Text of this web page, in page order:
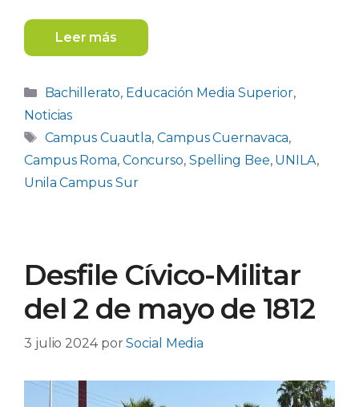
Leer más
Categorías
Bachillerato, Educación Media Superior,
Noticias
Etiquetas
Campus Cuautla,Campus Cuernavaca,
Campus Roma, Concurso, Spelling Bee, UNILA,
Unila Campus Sur
Desfile Cívico-Militar
del 2 de mayo de 1812
3 julio 2024 porSocial Media